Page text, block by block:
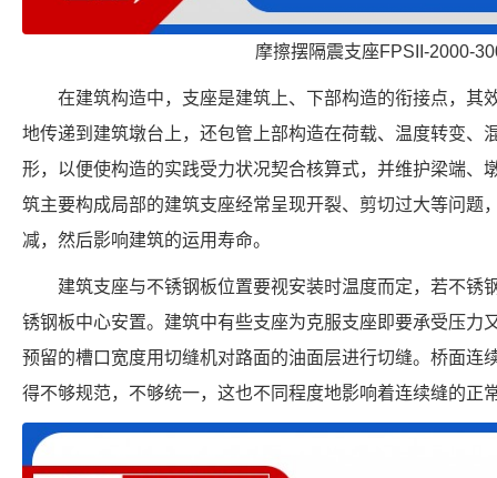
摩擦摆隔震支座FPSII-2000-
在建筑构造中，支座是建筑上、下部构造的衔接点，其
地传递到建筑墩台上，还包管上部构造在荷载、温度转变、
形，以便使构造的实践受力状况契合核算式，并维护梁端、
筑主要构成局部的建筑支座经常呈现开裂、剪切过大等问题
减，然后影响建筑的运用寿命。
建筑支座与不锈钢板位置要视安装时温度而定，若不锈
锈钢板中心安置。建筑中有些支座为克服支座即要承受压力
预留的槽口宽度用切缝机对路面的油面层进行切缝。桥面连
得不够规范，不够统一，这也不同程度地影响着连续缝的正